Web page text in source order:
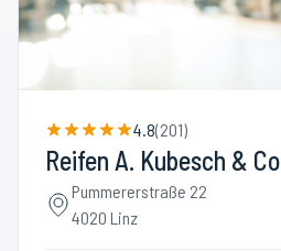
4.8(201)
Reifen A. Kubesch &
Pummererstraße 22
4020 Linz